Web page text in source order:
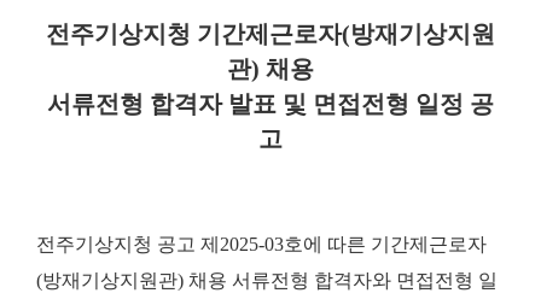
전주기상지청 기간제근로자(방재기상지원
관) 채용
서류전형 합격자 발표 및 면접전형 일정 공
고
전주기상지청 공고 제2025-03호에 따른 기간제근로자
(방재기상지원관) 채용 서류전형 합격자와 면접전형 일